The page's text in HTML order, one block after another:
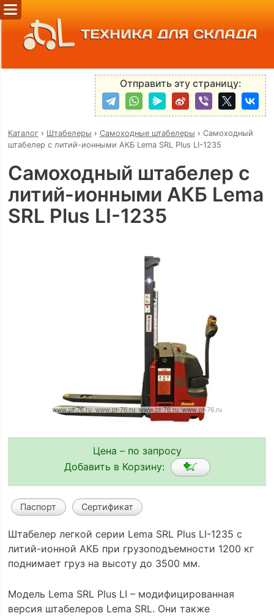
ТЕХНИКА ДЛЯ СКЛАДА
Отправить эту страницу:
Каталог› Штабелеры › Самоходные штабелеры › Самоходный
штабелер с литий-ионными АКБ Lema SRL Plus LI-1235
Самоходный штабелер с
литий-ионными АКБ Lema
SRL Plus LI-1235
Цена – по запросу
Добавить в Корзину:
Паспорт Сертификат
Штабелер легкой серии Lema SRL Plus LI-1235 с
литий-ионной АКБ при грузоподъемности 1200 кг
поднимает груз на высоту до 3500 мм.
Модель Lema SRL Plus LI – модифицированная
версия штабелеров Lema SRL. Они также